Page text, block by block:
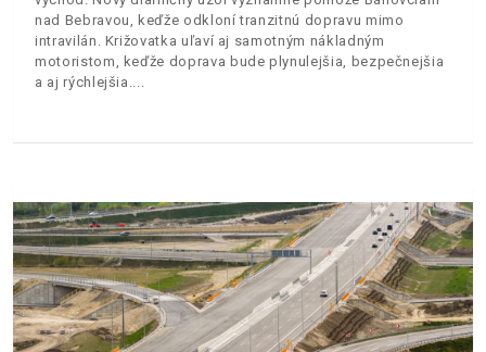
nad Bebravou, keďže odkloní tranzitnú dopravu mimo
intravilán. Križovatka uľaví aj samotným nákladným
motoristom, keďže doprava bude plynulejšia, bezpečnejšia
a aj rýchlejšia.